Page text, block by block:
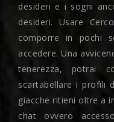
desideri e i sogni
desideri. Usare
comporre in pochi
accedere. Una
tenerezza, potrai
scartabellare i profili
giacche ritieni oltre a
chat ovvero